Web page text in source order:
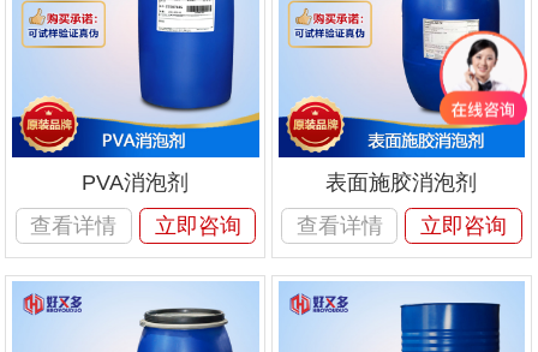
PVA消泡剂
查看详情
立即咨询
表面施胶消泡剂
查看详情
立即咨询